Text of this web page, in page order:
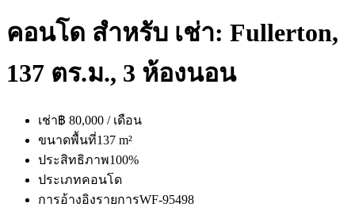
คอนโด สำหรับ เช่า: Fullerton,
137 ตร.ม., 3 ห้องนอน
เช่า฿ 80,000 / เดือน
ขนาดพื้นที่137 m²
ประสิทธิภาพ100%
ประเภทคอนโด
การอ้างอิงรายการWF-95498